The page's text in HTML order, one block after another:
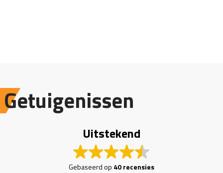
Getuigenissen
Uitstekend
Gebaseerd op 40 recensies